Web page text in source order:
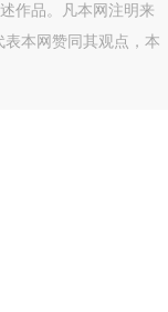
作品。凡本网注明来
本网赞同其观点，本